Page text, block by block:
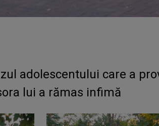
adolescentului care a
lui a rămas infimă